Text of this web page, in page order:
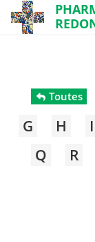
Toutes
G
H I
Q
R